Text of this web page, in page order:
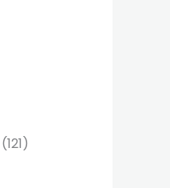
(121)